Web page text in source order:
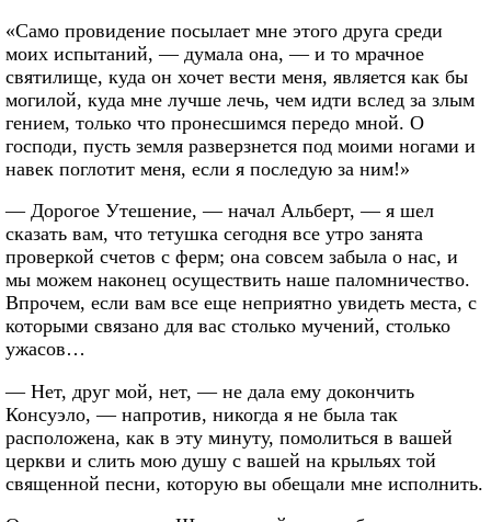
«Само провидение посылает мне этого друга среди
моих испытаний, — думала она, — и то мрачное
святилище, куда он хочет вести меня, является как бы
могилой, куда мне лучше лечь, чем идти вслед за злым
гением, только что пронесшимся передо мной. О
господи, пусть земля разверзнется под моими ногами и
навек поглотит меня, если я последую за ним!»
— Дорогое Утешение, — начал Альберт, — я шел
сказать вам, что тетушка сегодня все утро занята
проверкой счетов с ферм; она совсем забыла о нас, и
мы можем наконец осуществить наше паломничество.
Впрочем, если вам все еще неприятно увидеть места, с
которыми связано для вас столько мучений, столько
ужасов…
— Нет, друг мой, нет, — не дала ему докончить
Консуэло, — напротив, никогда я не была так
расположена, как в эту минуту, помолиться в вашей
церкви и слить мою душу с вашей на крыльях той
священной песни, которую вы обещали мне исполнить.